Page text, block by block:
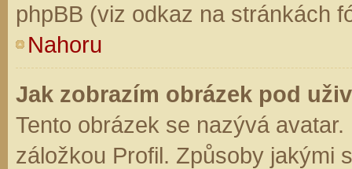
phpBB (viz odkaz na stránkách
Nahoru
Jak zobrazím obrázek pod
Tento obrázek se nazývá
záložkou Profil. Způsoby jakými